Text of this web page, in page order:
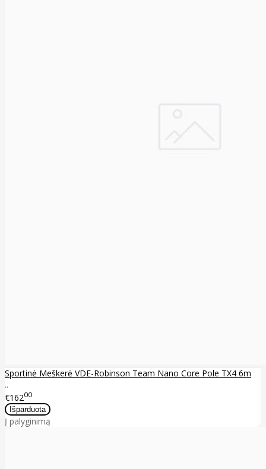
Sportinė Meškerė VDE-Robinson Team Nano Core Pole TX4 6m
..
€16200
Į palyginimą